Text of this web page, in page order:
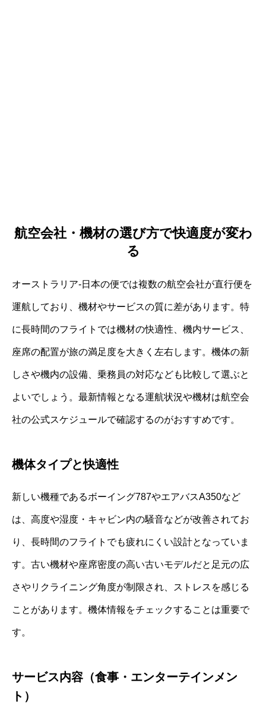
航空会社・機材の選び方で快適度が変わ
る
オーストラリア-日本の便では複数の航空会社が直行便を
運航しており、機材やサービスの質に差があります。特
に長時間のフライトでは機材の快適性、機内サービス、
座席の配置が旅の満足度を大きく左右します。機体の新
しさや機内の設備、乗務員の対応なども比較して選ぶと
よいでしょう。最新情報となる運航状況や機材は航空会
社の公式スケジュールで確認するのがおすすめです。
機体タイプと快適性
新しい機種であるボーイング787やエアバスA350など
は、高度や湿度・キャビン内の騒音などが改善されてお
り、長時間のフライトでも疲れにくい設計となっていま
す。古い機材や座席密度の高い古いモデルだと足元の広
さやリクライニング角度が制限され、ストレスを感じる
ことがあります。機体情報をチェックすることは重要で
す。
サービス内容（食事・エンターテインメン
ト）